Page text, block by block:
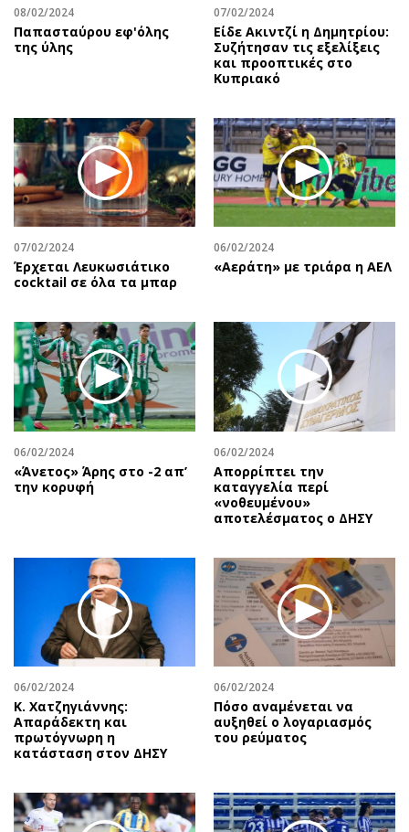
08/02/2024
Παπασταύρου εφ'όλης
της ύλης
07/02/2024
Είδε Ακιντζί η Δημητρίου:
Συζήτησαν τις εξελίξεις
και προοπτικές στο
Κυπριακό
07/02/2024
Έρχεται Λευκωσιάτικο
cocktail σε όλα τα μπαρ
06/02/2024
«Αεράτη» με τριάρα η ΑΕΛ
06/02/2024
«Άνετος» Άρης στο -2 απ’
την κορυφή
06/02/2024
Απορρίπτει την
καταγγελία περί
«νοθευμένου»
αποτελέσματος ο ΔΗΣΥ
06/02/2024
Κ. Χατζηγιάννης:
Απαράδεκτη και
πρωτόγνωρη η
κατάσταση στον ΔΗΣΥ
06/02/2024
Πόσο αναμένεται να
αυξηθεί ο λογαριασμός
του ρεύματος